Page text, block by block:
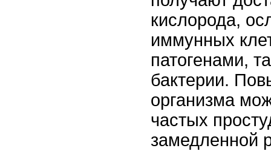
кислорода,
иммунных
патогенами,
бактерии.
организма
частых
замедленной